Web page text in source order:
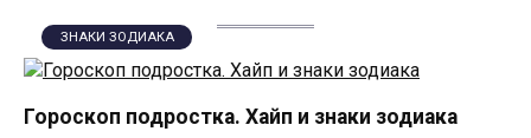
ЗНАКИ ЗОДИАКА
Гороскоп подростка. Хайп и знаки зодиака